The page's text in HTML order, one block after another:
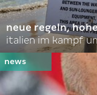
neue regeln,
italien im kampf